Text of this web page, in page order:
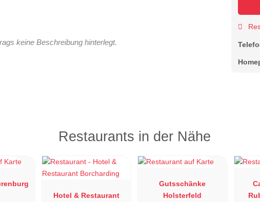
keine Beschreibung hinterlegt.
Restaurants in der Nähe
Hotel & Restaurant
Gutsschänke
Holsterfeld